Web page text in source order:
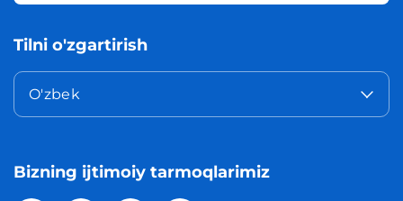
Tilni o'zgartirish
O'zbek
Bizning ijtimoiy tarmoqlarimiz